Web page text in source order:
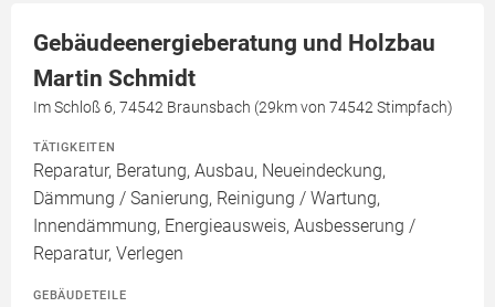
Gebäudeenergieberatung und Holzbau
Martin Schmidt
Im Schloß 6, 74542 Braunsbach (29km von 74542 Stimpfach)
TÄTIGKEITEN
Reparatur, Beratung, Ausbau, Neueindeckung,
Dämmung / Sanierung, Reinigung / Wartung,
Innendämmung, Energieausweis, Ausbesserung /
Reparatur, Verlegen
GEBÄUDETEILE